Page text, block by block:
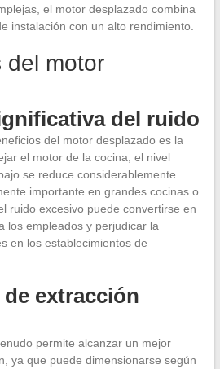
el motor desplazado combina
instalación con un alto rendimiento.
del motor
del ruido
del motor desplazado es la
el motor de la cocina, el nivel
se reduce considerablemente.
importante en grandes cocinas o
ruido excesivo puede convertirse en
los empleados y perjudicar la
en los establecimientos de
extracción
permite alcanzar un mejor
ya que puede dimensionarse según